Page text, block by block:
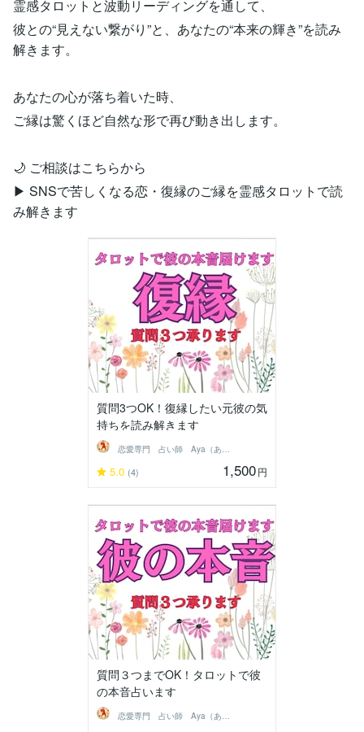
霊感タロットと波動リーディングを通して、
彼との“見えない繋がり”と、あなたの“本来の輝き”を読み
解きます。
あなたの心が落ち着いた時、
ご縁は驚くほど自然な形で再び動き出します。
🌙 ご相談はこちらから
▶ SNSで苦しくなる恋・復縁のご縁を霊感タロットで読
み解きます
質問3つOK！復縁したい元彼の気
持ちを読み解きます
恋愛専門 占い師 Aya（あや）
5.0 (4) 1,500円
質問３つまでOK！タロットで彼
の本音占います
恋愛専門 占い師 Aya（あや）